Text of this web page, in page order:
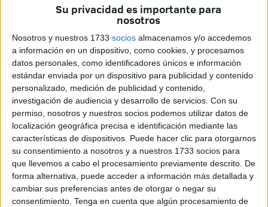
Su privacidad es importante para
nosotros
Nosotros y nuestros 1733 socios almacenamos y/o accedemos
a información en un dispositivo, como cookies, y procesamos
datos personales, como identificadores únicos e información
estándar enviada por un dispositivo para publicidad y contenido
personalizado, medición de publicidad y contenido,
investigación de audiencia y desarrollo de servicios. Con su
permiso, nosotros y nuestros socios podemos utilizar datos de
localización geográfica precisa e identificación mediante las
características de dispositivos. Puede hacer clic para otorgarnos
su consentimiento a nosotros y a nuestros 1733 socios para
que llevemos a cabo el procesamiento previamente descrito. De
forma alternativa, puede acceder a información más detallada y
cambiar sus preferencias antes de otorgar o negar su
consentimiento. Tenga en cuenta que algún procesamiento de
Imágenes: Joaquín Viera
El InstitutoSiete Colinasde Ceuta ha sido el vencedor de
la decimoquinta edición deltorneo Intercentros , que se
ha disputado en el InstitutoClara Campoamor estos días.
El siete colinas ha sido el campeón tanto en categoría
masculina como en femenina ganando sus respectivas
finales a otros centros educativos. El Siete Colinas
masculino venció al anfitrión al Clara Campoamor en un
duelo muy disputado mientras que las féminas del Siete
Colinas se impusieron el IESAbyla.